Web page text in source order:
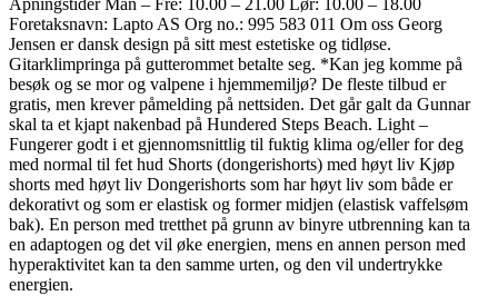
Åpningstider Man – Fre: 10.00 – 21.00 Lør: 10.00 – 18.00
Foretaksnavn: Lapto AS Org no.: 995 583 011 Om oss Georg
Jensen er dansk design på sitt mest estetiske og tidløse.
Gitarklimpringa på gutterommet betalte seg. *Kan jeg komme på
besøk og se mor og valpene i hjemmemiljø? De fleste tilbud er
gratis, men krever påmelding på nettsiden. Det går galt da Gunnar
skal ta et kjapt nakenbad på Hundered Steps Beach. Light –
Fungerer godt i et gjennomsnittlig til fuktig klima og/eller for deg
med normal til fet hud Shorts (dongerishorts) med høyt liv Kjøp
shorts med høyt liv Dongerishorts som har høyt liv som både er
dekorativt og som er elastisk og former midjen (elastisk vaffelsøm
bak). En person med tretthet på grunn av binyre utbrenning kan ta
en adaptogen og det vil øke energien, mens en annen person med
hyperaktivitet kan ta den samme urten, og den vil undertrykke
energien.